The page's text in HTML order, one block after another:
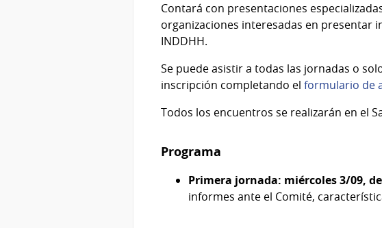
Contará con presentaciones
organizaciones interesadas en presentar
INDDHH.
Se puede asistir a todas las jornadas o
inscripción completando el formulario de
Todos los encuentros se realizarán en el
Programa
Primera jornada: miércoles 3/09, de
informes ante el Comité,